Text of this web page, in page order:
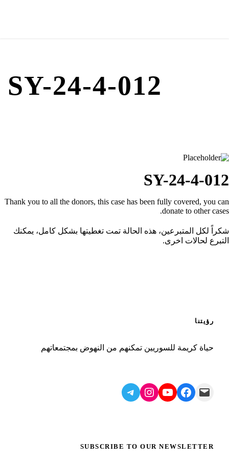
SY-24-4-012
SY-24-4-012
Thank you to all the donors, this case has been fully covered, you can
donate to other cases.
شكراً لكل المتبرعين، هذه الحالة تمت تغطيتها بشكل كامل، يمكنك
التبرع لحالات اخرى.
رؤيتنا
حياة كريمة للسوريين تمكنهم من النهوض بمجتمعاتهم
Mail
Facebook
YouTube
Instagram
Telegram
SUBSCRIBE TO OUR NEWSLETTER